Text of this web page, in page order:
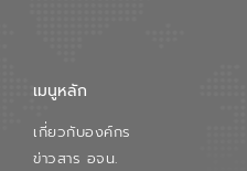
เมนูหลัก
เกี่ยวกับองค์กร
ข่าวสาร อจน.